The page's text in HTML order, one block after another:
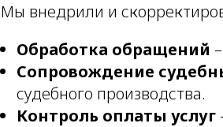
Мы внедрили и
Обработка обращений
Сопровождение
судебного производства.
Контроль оплаты услуг